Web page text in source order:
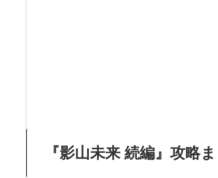
『影山未来 続編』攻略